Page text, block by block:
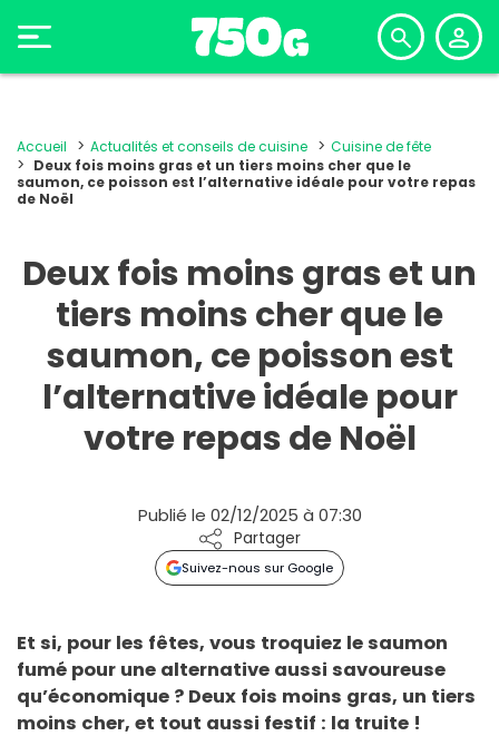
Accueil Actualités et conseils de cuisine
Cuisine de fête
Deux fois moins gras et un tiers moins cher que le
saumon, ce poisson est l’alternative idéale pour votre repas
de Noël
Deux fois moins gras et un
tiers moins cher que le
saumon, ce poisson est
l’alternative idéale pour
votre repas de Noël
Publié le 02/12/2025 à 07:30
Partager
Suivez-nous sur Google
Et si, pour les fêtes, vous troquiez le saumon
fumé pour une alternative aussi savoureuse
qu’économique ? Deux fois moins gras, un tiers
moins cher, et tout aussi festif : la truite !